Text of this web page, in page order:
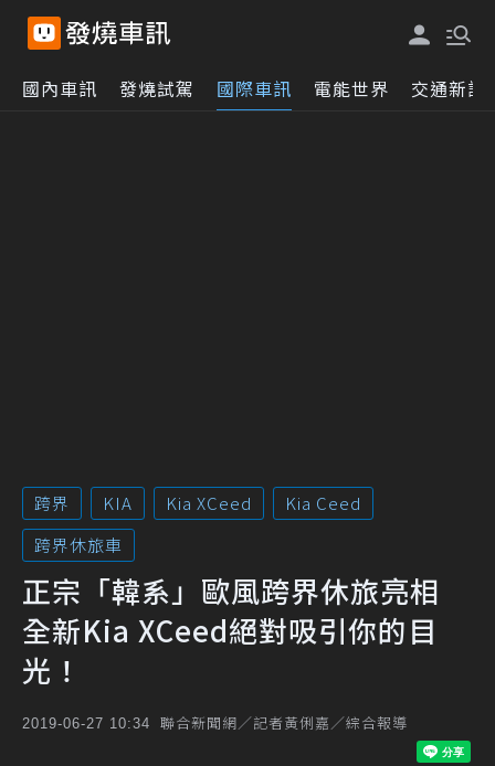
國內車訊 發燒試駕 國際車訊 電能世界 交通新訊
跨界 KIA Kia XCeed
Kia Ceed
跨界休旅車
正宗「韓系」歐風跨界休旅亮相
全新Kia XCeed絕對吸引你的目
光！
2019-06-27 10:34 聯合新聞網／記者黃俐嘉／綜合報導